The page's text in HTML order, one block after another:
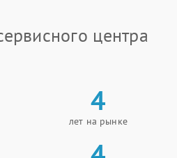
центра
4
лет на рынке